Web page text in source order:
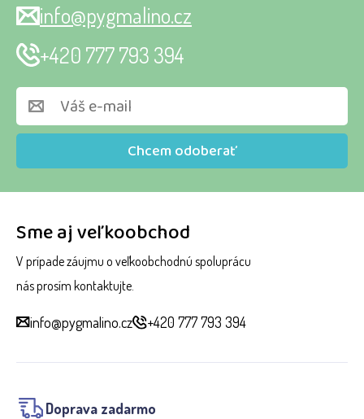
Sme aj veľkoobchod
V prípade záujmu o veľkoobchodnú spoluprácu
nás prosím kontaktujte.
info@pygmalino.cz +420 777 793 394
Doprava zadarmo
Chcem odoberať
info@pygmalino.cz
+420 777 793 394